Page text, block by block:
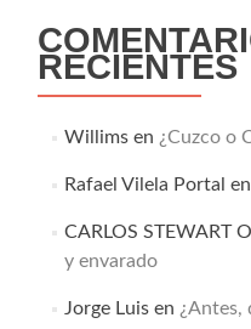
RECIENTES
Willimsen ¿Cuzco o
Rafael Vilela Portal en
CARLOS STEWART
y envarado
Jorge Luisen ¿Antes,